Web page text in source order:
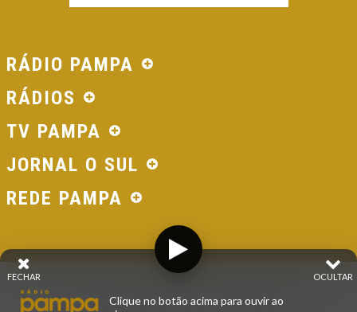
RÁDIO PAMPA
RÁDIOS
TV PAMPA
JORNAL O SUL
REDE PAMPA
© 2026 - Direitos Reservados - Rádio Pampa - Rede
Pampa de Comunicação | RS - Brasil.
OCULTAR
FECHAR
Clique no botão acima para ouvir ao